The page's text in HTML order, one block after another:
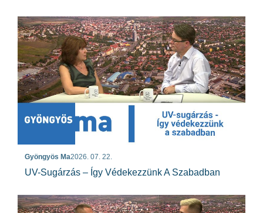
Gyöngyös Ma2026. 07. 22.
UV-Sugárzás – Így Védekezzünk A Szabadban